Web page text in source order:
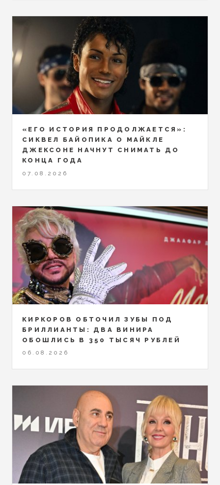
«ЕГО ИСТОРИЯ ПРОДОЛЖАЕТСЯ»:
СИКВЕЛ БАЙОПИКА О МАЙКЛЕ
ДЖЕКСОНЕ НАЧНУТ СНИМАТЬ ДО
КОНЦА ГОДА
07.08.2026
КИРКОРОВ ОБТОЧИЛ ЗУБЫ ПОД
БРИЛЛИАНТЫ: ДВА ВИНИРА
ОБОШЛИСЬ В 350 ТЫСЯЧ РУБЛЕЙ
06.08.2026